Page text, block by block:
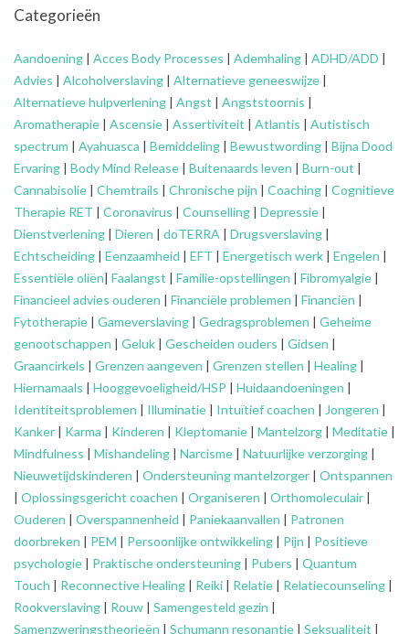
Categorieën
Aandoening | Acces Body Processes | Ademhaling | ADHD/ADD |
Advies | Alcoholverslaving | Alternatieve geneeswijze |
Alternatieve hulpverlening | Angst | Angststoornis |
Aromatherapie | Ascensie | Assertiviteit | Atlantis | Autistisch
spectrum | Ayahuasca | Bemiddeling | Bewustwording | Bijna Dood
Ervaring | Body Mind Release | Buitenaards leven | Burn-out |
Cannabisolie | Chemtrails | Chronische pijn | Coaching | Cognitieve
Therapie RET | Coronavirus | Counselling | Depressie |
Dienstverlening | Dieren | doTERRA | Drugsverslaving |
Echtscheiding | Eenzaamheid | EFT | Energetisch werk | Engelen |
Essentiële oliën| Faalangst | Familie-opstellingen | Fibromyalgie |
Financieel advies ouderen | Financiële problemen | Financiën |
Fytotherapie | Gameverslaving | Gedragsproblemen | Geheime
genootschappen | Geluk | Gescheiden ouders | Gidsen |
Graancirkels | Grenzen aangeven | Grenzen stellen | Healing |
Hiernamaals | Hooggevoeligheid/HSP | Huidaandoeningen |
Identiteitsproblemen | Illuminatie | Intuïtief coachen | Jongeren |
Kanker | Karma | Kinderen | Kleptomanie | Mantelzorg | Meditatie |
Mindfulness | Mishandeling | Narcisme | Natuurlijke verzorging |
Nieuwetijdskinderen | Ondersteuningmantelzorger | Ontspannen
| Oplossingsgericht coachen | Organiseren | Orthomoleculair |
Ouderen | Overspannenheid | Paniekaanvallen | Patronen
doorbreken | PEM | Persoonlijke ontwikkeling | Pijn | Positieve
psychologie | Praktische ondersteuning | Pubers | Quantum
Touch | Reconnective Healing | Reiki | Relatie | Relatiecounseling |
Rookverslaving | Rouw | Samengesteld gezin |
Samenzweringstheorieën | Schumann resonantie | Seksualiteit |